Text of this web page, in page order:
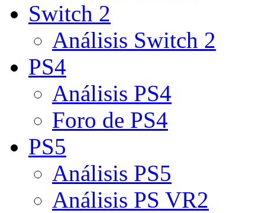
Switch 2
Análisis Switch 2
PS4
Análisis PS4
Foro de PS4
PS5
Análisis PS5
Análisis PS VR2